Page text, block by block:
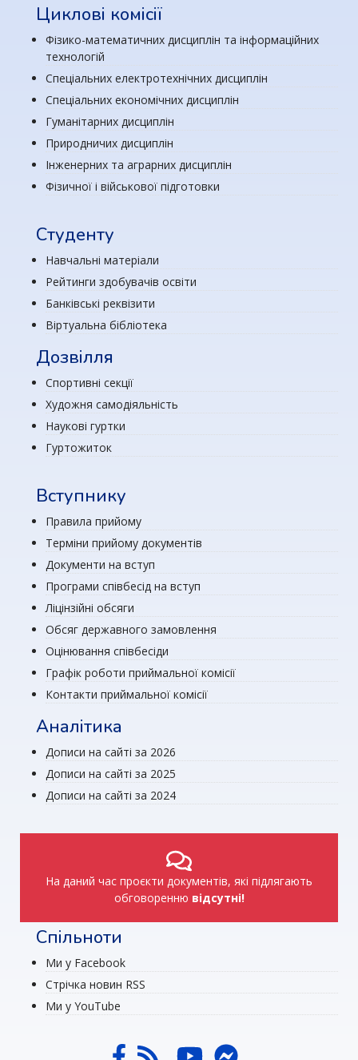
Циклові комісії
Фізико-математичних дисциплін та інформаційних
технологій
Спеціальних електротехнічних дисциплін
Спеціальних економічних дисциплін
Гуманітарних дисциплін
Природничих дисциплін
Інженерних та аграрних дисциплін
Фізичної і військової підготовки
Студенту
Навчальні матеріали
Рейтинги здобувачів освіти
Банківські реквізити
Віртуальна бібліотека
Дозвілля
Спортивні секції
Художня самодіяльність
Наукові гуртки
Гуртожиток
Вступнику
Правила прийому
Терміни прийому документів
Документи на вступ
Програми співбесід на вступ
Ліцінзійні обсяги
Обсяг державного замовлення
Оцінювання співбесіди
Графік роботи приймальної комісії
Контакти приймальної комісії
Аналітика
Дописи на сайті за 2026
Дописи на сайті за 2025
Дописи на сайті за 2024
На даний час проєкти документів, які підлягають
обговоренню відсутні!
Спільноти
Ми у Facebook
Стрічка новин RSS
Ми у YouTube